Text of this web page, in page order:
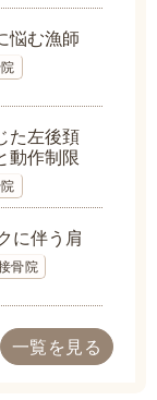
悩む漁師
た左後頚
動作制限
に伴う肩
骨院
一覧を見る